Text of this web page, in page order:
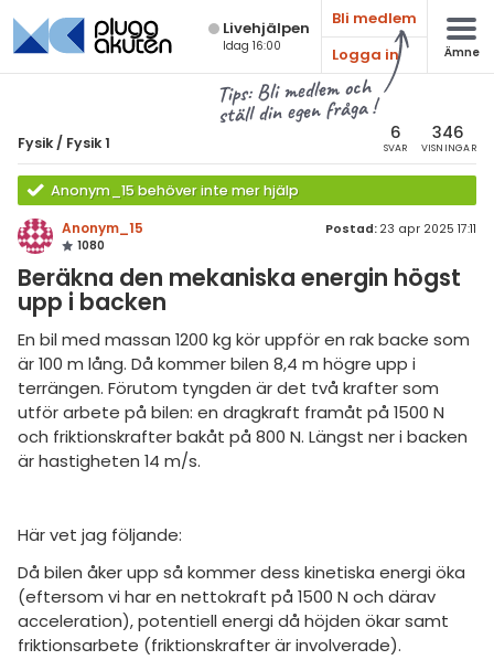
Live­hjälpen
Idag 16:00
Bli medlem
Logga in
Ämne
Tips: Bli medlem och
ställ din egen fråga !
Fysik / Fysik 1 6
SVAR
346
VISNINGAR
Anonym_15 behöver inte mer hjälp
Anonym_15
1080
Postad: 23 apr 2025 17:11
Beräkna den mekaniska energin högst
upp i backen
En bil med massan 1200 kg kör uppför en rak backe som
är 100 m lång. Då kommer bilen 8,4 m högre upp i
terrängen. Förutom tyngden är det två krafter som
utför arbete på bilen: en dragkraft framåt på 1500 N
och friktionskrafter bakåt på 800 N. Längst ner i backen
är hastigheten 14 m/s.
Här vet jag följande:
Då bilen åker upp så kommer dess kinetiska energi öka
(eftersom vi har en nettokraft på 1500 N och därav
acceleration), potentiell energi då höjden ökar samt
friktionsarbete (friktionskrafter är involverade).
Alla ämnen
Fysik
Alla trådar
Grundskola
Fysik 2
Universitet
MaFy (fysikdelen)
Allmänna diskussioner
Livehjälpen
För lärare
& Bygg
språk
ämnen
diskussioner